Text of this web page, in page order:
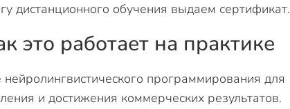
дистанционного обучения выдаем сертификат.
это работает на практике
программирования для
и достижения коммерческих результатов.